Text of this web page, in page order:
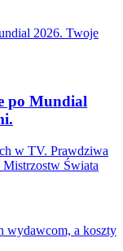
po Mundial
w TV. Prawdziwa
Mistrzostw Świata